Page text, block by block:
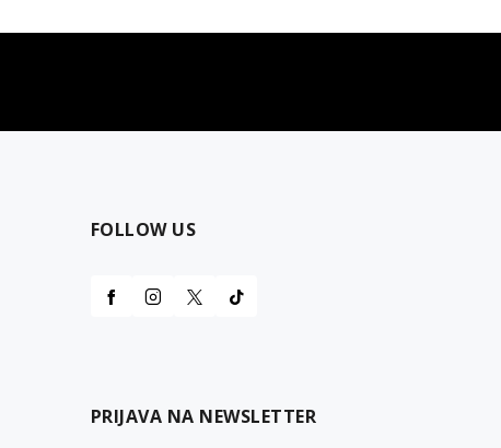
FOLLOW US
PRIJAVA NA NEWSLETTER